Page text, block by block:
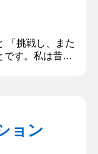
「挑戦し、また
です。私は昔か
、またお客様
なこと、また
ョン